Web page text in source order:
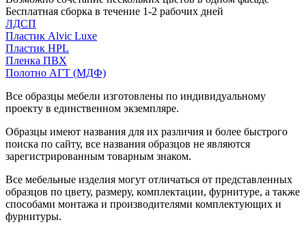
Бесплатная сборка в течение 1-2 рабочих дней
ЛДСП
Пластик Alvic Luxe
Пластик HPL
Пленка ПВХ
Полотно АГТ (МДФ)
Все образцы мебели изготовлены по индивидуальному
проекту в единственном экземпляре.
Образцы имеют названия для их различия и более быстрого
поиска по сайту, все названия образцов не являются
зарегистрированным товарным знаком.
Все мебельные изделия могут отличаться от представленных
образцов по цвету, размеру, комплектации, фурнитуре, а также
способами монтажа и производителями комплектующих и
фурнитуры.